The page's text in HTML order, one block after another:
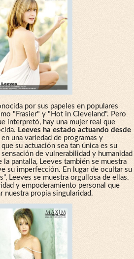
por sus papeles en populares
"Frasier" y "Hot in Cleveland". Pero
interpretó, hay una mujer real que
Leeves ha estado actuando desde
una variedad de programas y
su actuación sea tan única es su
de vulnerabilidad y humanidad
la pantalla, Leeves también se muestra
su imperfección. En lugar de ocultar su
Leeves se muestra orgullosa de ellas.
y empoderamiento personal que
nuestra propia singularidad.